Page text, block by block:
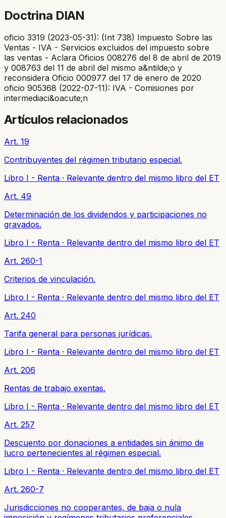
Doctrina DIAN
oficio 3319 (2023-05-31): (Int 738) Impuesto Sobre las
Ventas - IVA - Servicios excluidos del impuesto sobre
las ventas - Aclara Oficios 008276 del 8 de abril de 2019
y 008763 del 11 de abril del mismo a&ntilde;o y
reconsidera Oficio 000977 del 17 de enero de 2020
oficio 905368 (2022-07-11): IVA - Comisiones por
intermediaci&oacute;n
Artículos relacionados
Art. 19
Contribuyentes del régimen tributario especial.
Libro I - Renta · Relevante dentro del mismo libro del ET
Art. 49
Determinación de los dividendos y participaciones no
gravados.
Libro I - Renta · Relevante dentro del mismo libro del ET
Art. 260-1
Criterios de vinculación.
Libro I - Renta · Relevante dentro del mismo libro del ET
Art. 240
Tarifa general para personas jurídicas.
Libro I - Renta · Relevante dentro del mismo libro del ET
Art. 206
Rentas de trabajo exentas.
Libro I - Renta · Relevante dentro del mismo libro del ET
Art. 257
Descuento por donaciones a entidades sin ánimo de
lucro pertenecientes al régimen especial.
Libro I - Renta · Relevante dentro del mismo libro del ET
Art. 260-7
Jurisdicciones no cooperantes, de baja o nula